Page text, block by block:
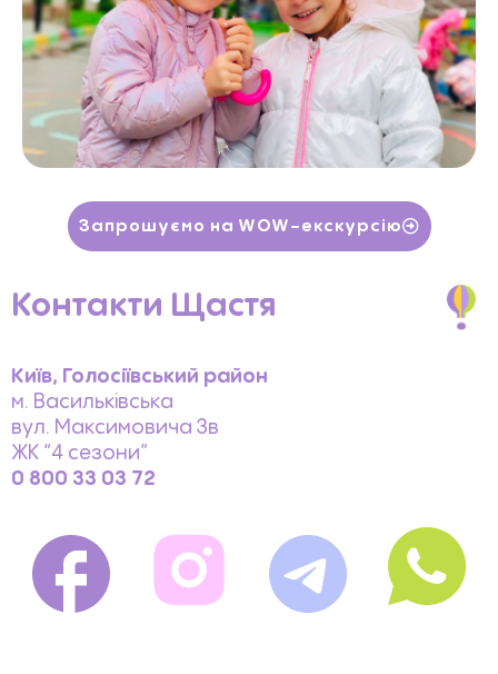
Запрошуємо на WOW-екскурсію
Контакти Щастя
Київ, Голосіївський район
м. Васильківська
вул. Максимовича 3в
ЖК “4 сезони”
0 800 33 03 72